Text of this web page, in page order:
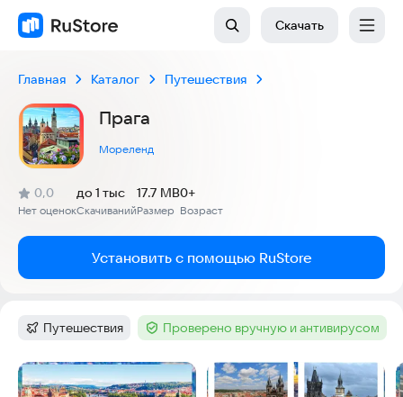
Скачать
Главная Каталог Путешествия
Прага
Мореленд
Рейтинг:
0,0
(
Нет оценок
)
Скачиваний
до 1 тыс
Размер
17.7 MB
Возраст
0+
Установить с помощью RuStore
Категория:
Путешествия Тег :Проверено вручную и антивирусом
Скриншоты